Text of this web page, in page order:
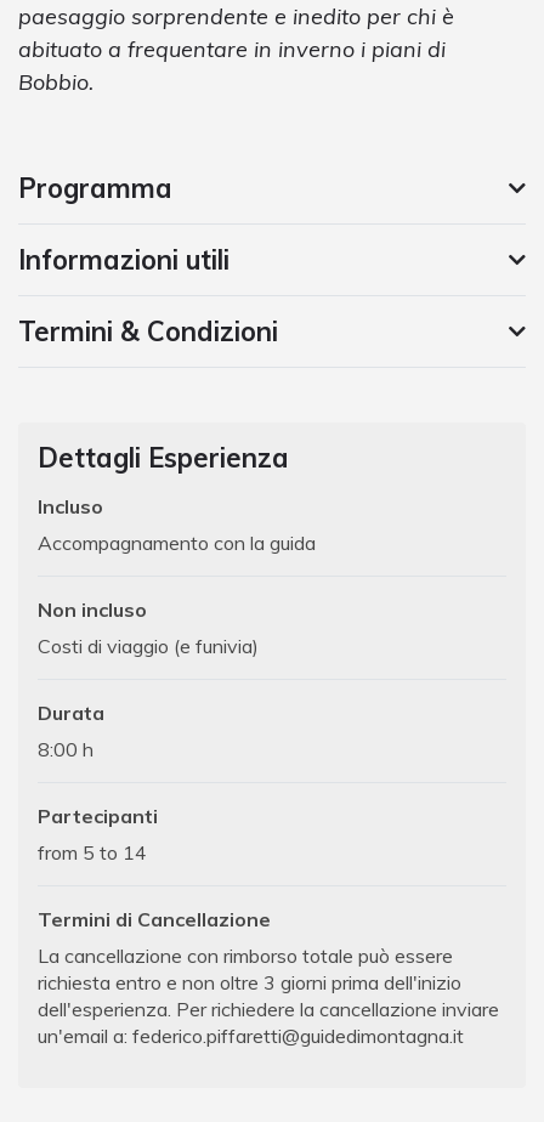
paesaggio sorprendente e inedito per chi è
abituato a frequentare in inverno i piani di
Bobbio.
Programma
Informazioni utili
Termini & Condizioni
Dettagli Esperienza
Incluso
Accompagnamento con la guida
Non incluso
Costi di viaggio (e funivia)
Durata
8:00 h
Partecipanti
from 5 to 14
Termini di Cancellazione
La cancellazione con rimborso totale può essere
richiesta entro e non oltre 3 giorni prima dell'inizio
dell'esperienza. Per richiedere la cancellazione inviare
un'email a: federico.piffaretti@guidedimontagna.it